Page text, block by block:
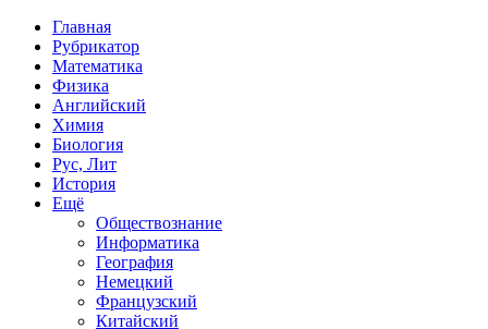
Главная
Рубрикатор
Математика
Физика
Английский
Химия
Биология
Рус, Лит
История
Ещё
Обществознание
Информатика
География
Немецкий
Французский
Китайский